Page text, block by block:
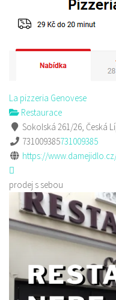
La pizzeria Genovese
Restaurace
Sokolská 261/26, Česká
731009385731009385
https://
prodej s sebou